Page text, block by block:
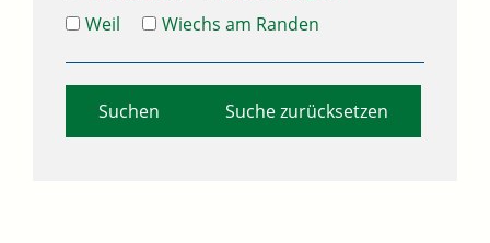
Weil
Wiechs am Randen
Suche zurücksetzen